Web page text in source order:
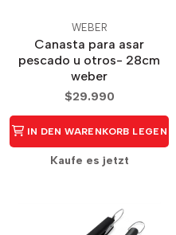
WEBER
Canasta para asar
pescado u otros- 28cm
weber
$29.990
IN DEN WARENKORB LEGEN
Kaufe es jetzt